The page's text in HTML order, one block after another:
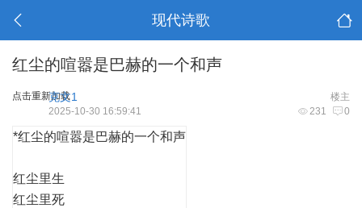
现代诗歌
红尘的喧嚣是巴赫的一个和声
点击重新加载 楼主
克文1
231 0
2025-10-30 16:59:41
*红尘的喧嚣是巴赫的一个和声
红尘里生
红尘里死